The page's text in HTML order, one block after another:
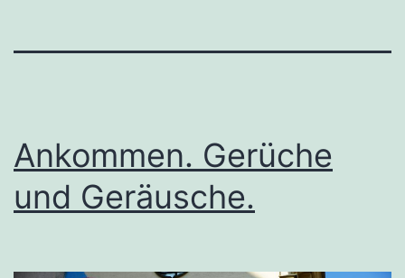
Ankommen. Gerüche
und Geräusche.